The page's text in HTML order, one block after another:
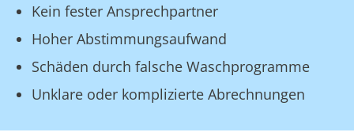
Kein fester Ansprechpartner
Hoher Abstimmungsaufwand
Schäden durch falsche Waschprogramme
Unklare oder komplizierte Abrechnungen